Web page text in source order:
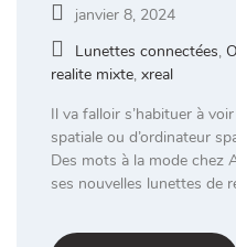
janvier 8, 2024
Lunettes connectées,
realite mixte, xreal
Il va falloir s’habituer à
spatiale ou d’ordinateur
Des mots à la mode chez
ses nouvelles lunettes de